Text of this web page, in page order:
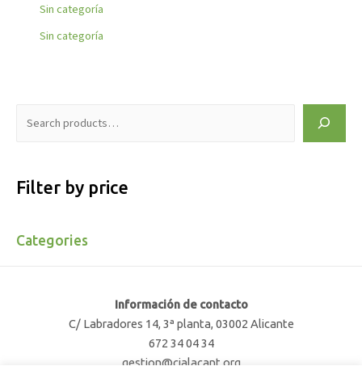
Sin categoría
Sin categoría
Filter by price
Categories
Información de contacto
C/ Labradores 14, 3ª planta, 03002 Alicante
672 34 04 34
gestion@cjalacant.org